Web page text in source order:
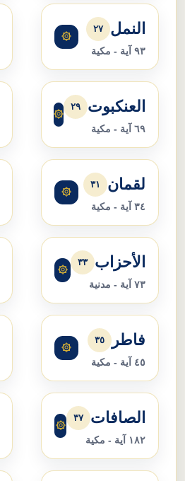
النمل ٢٧
٩٣ آية - مكية
۞
العنكبوت ٢٩
٦٩ آية - مكية
۞
لقمان ٣١
٣٤ آية - مكية
۞
الأحزاب ٣٣
٧٣ آية - مدنية
۞
فاطر ٣٥
٤٥ آية - مكية
۞
الصافات ٣٧
١٨٢ آية - مكية
۞